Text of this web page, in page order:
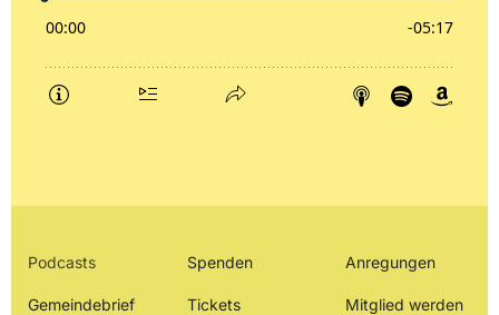
Podcasts
Gemeindebrief
Spenden
Tickets
Anregungen
Mitglied werden